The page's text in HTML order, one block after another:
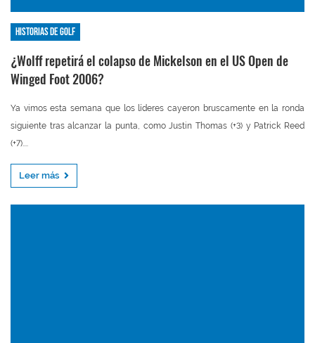
Historias de golf
¿Wolff repetirá el colapso de Mickelson en el US Open de
Winged Foot 2006?
Ya vimos esta semana que los líderes cayeron bruscamente en la ronda
siguiente tras alcanzar la punta, como Justin Thomas (+3) y Patrick Reed
(+7)....
Leer más